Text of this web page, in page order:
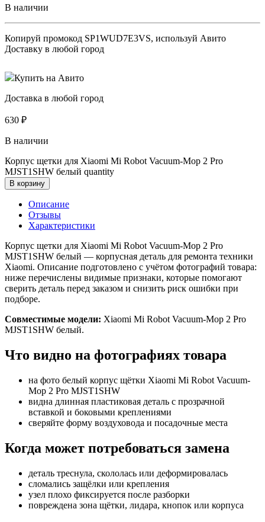
В наличии
Копируй промокод SP1WUD7E3VS, используй Авито
Доставку в любой город
Купить на Авито
Доставка в любой город
630 ₽
В наличии
Корпус щетки для Xiaomi Mi Robot Vacuum-Mop 2 Pro
MJST1SHW белый quantity
В корзину
Описание
Отзывы
Характеристики
Корпус щетки для Xiaomi Mi Robot Vacuum-Mop 2 Pro
MJST1SHW белый — корпусная деталь для ремонта техники
Xiaomi. Описание подготовлено с учётом фотографий товара:
ниже перечислены видимые признаки, которые помогают
сверить деталь перед заказом и снизить риск ошибки при
подборе.
Совместимые модели: Xiaomi Mi Robot Vacuum-Mop 2 Pro
MJST1SHW белый.
Что видно на фотографиях товара
на фото белый корпус щётки Xiaomi Mi Robot Vacuum-
Mop 2 Pro MJST1SHW
видна длинная пластиковая деталь с прозрачной
вставкой и боковыми креплениями
сверяйте форму воздуховода и посадочные места
Когда может потребоваться замена
деталь треснула, скололась или деформировалась
сломались защёлки или крепления
узел плохо фиксируется после разборки
повреждена зона щётки, лидара, кнопок или корпуса